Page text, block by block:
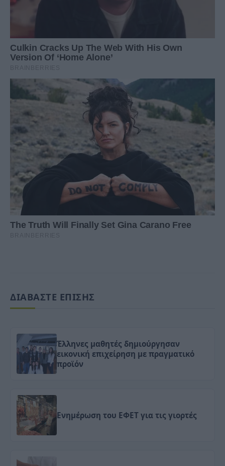
ΔΙΑΒΑΣΤΕ ΕΠΙΣΗΣ
Έλληνες μαθητές δημιούργησαν
εικονική επιχείρηση με πραγματικό
προϊόν
Ενημέρωση του ΕΦΕΤ για τις γιορτές